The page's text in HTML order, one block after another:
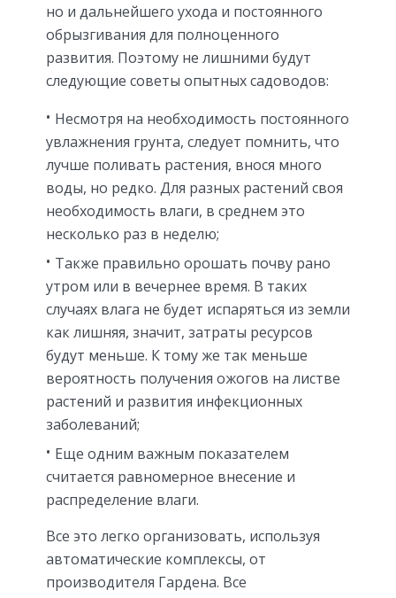
но и дальнейшего ухода и постоянного
обрызгивания для полноценного
развития. Поэтому не лишними будут
следующие советы опытных садоводов:
Несмотря на необходимость постоянного
увлажнения грунта, следует помнить, что
лучше поливать растения, внося много
воды, но редко. Для разных растений своя
необходимость влаги, в среднем это
несколько раз в неделю;
Также правильно орошать почву рано
утром или в вечернее время. В таких
случаях влага не будет испаряться из земли
как лишняя, значит, затраты ресурсов
будут меньше. К тому же так меньше
вероятность получения ожогов на листве
растений и развития инфекционных
заболеваний;
Еще одним важным показателем
считается равномерное внесение и
распределение влаги.
Все это легко организовать, используя
автоматические комплексы, от
производителя Гардена. Все